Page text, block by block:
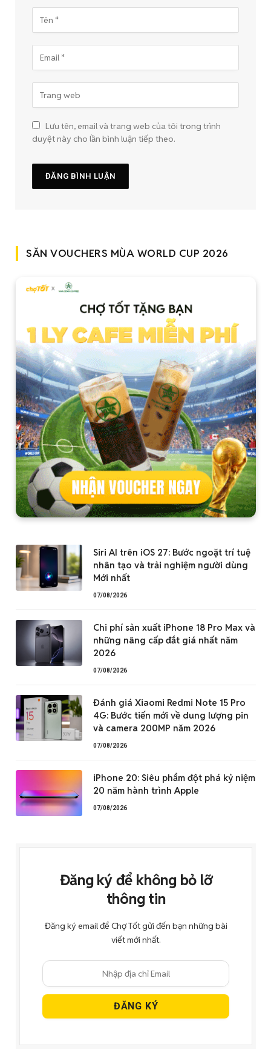
Lưu tên, email và trang web của tôi trong trình
duyệt này cho lần bình luận tiếp theo.
SĂN VOUCHERS MÙA WORLD CUP 2026
Siri AI trên iOS 27: Bước ngoặt trí tuệ
nhân tạo và trải nghiệm người dùng
Mới nhất
07/08/2026
Chi phí sản xuất iPhone 18 Pro Max và
những nâng cấp đắt giá nhất năm
2026
07/08/2026
Đánh giá Xiaomi Redmi Note 15 Pro
4G: Bước tiến mới về dung lượng pin
và camera 200MP năm 2026
07/08/2026
iPhone 20: Siêu phẩm đột phá kỷ niệm
20 năm hành trình Apple
07/08/2026
Đăng ký để không bỏ lỡ
thông tin
Đăng ký email để Chợ Tốt gửi đến bạn những bài
viết mới nhất.